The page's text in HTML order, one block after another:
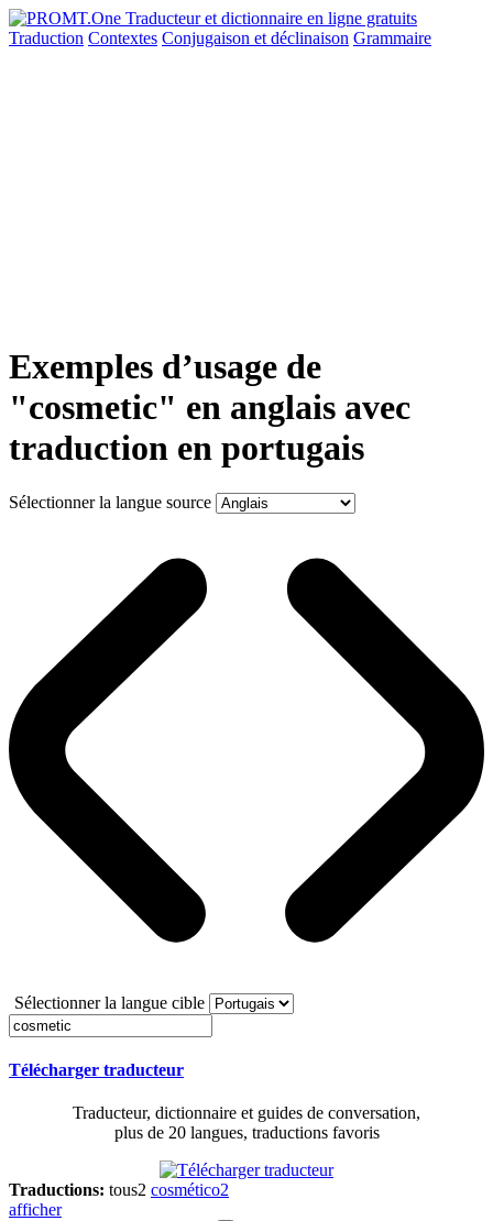
Traduction Contextes Conjugaison et déclinaison Grammaire
Exemples d’usage de
"cosmetic" en anglais avec
traduction en portugais
Sélectionner la langue source
Sélectionner la langue cible
Télécharger traducteur
Traducteur, dictionnaire et guides de conversation,
plus de 20 langues, traductions favoris
Traductions: tous2 cosmético2
afficher